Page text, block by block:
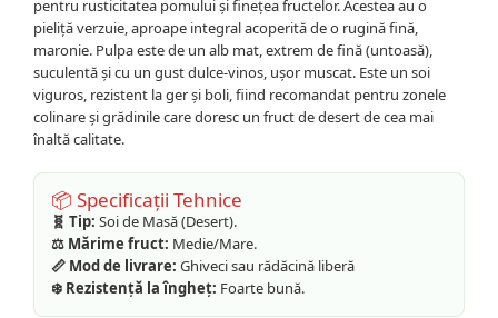
pentru rusticitatea pomului și finețea fructelor. Acestea au o
pieliță verzuie, aproape integral acoperită de o rugină fină,
maronie. Pulpa este de un alb mat, extrem de fină (untoasă),
suculentă și cu un gust dulce-vinos, ușor muscat. Este un soi
viguros, rezistent la ger și boli, fiind recomandat pentru zonele
colinare și grădinile care doresc un fruct de desert de cea mai
înaltă calitate.
📦 Specificații Tehnice
🧬 Tip: Soi de Masă (Desert).
⚖️ Mărime fruct: Medie/Mare.
📏 Mod de livrare: Ghiveci sau rădăcină liberă
❄️ Rezistență la îngheț: Foarte bună.